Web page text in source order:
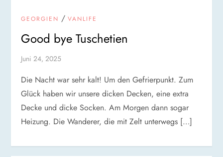
GEORGIEN /VANLIFE
Good bye Tuschetien
Juni 24, 2025
Die Nacht war sehr kalt! Um den Gefrierpunkt. Zum
Glück haben wir unsere dicken Decken, eine extra
Decke und dicke Socken. Am Morgen dann sogar
Heizung. Die Wanderer, die mit Zelt unterwegs […]